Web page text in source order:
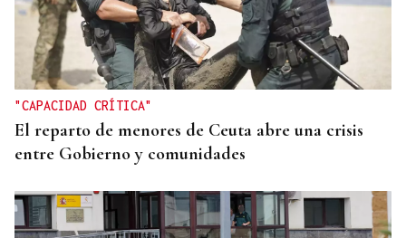
"CAPACIDAD CRÍTICA"
El reparto de menores de Ceuta abre una crisis
entre Gobierno y comunidades